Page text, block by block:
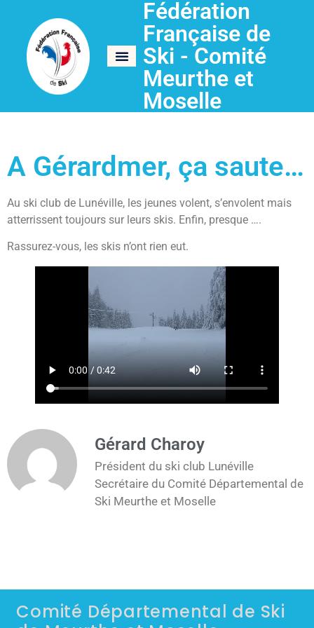
Fédération
Française de
Ski - Comité
Meurthe et
Moselle
A Gérardmer, ça saute…
Au ski club de Lunéville, les jeunes volent, s’envolent mais
atterrissent toujours sur leurs skis. Enfin, presque ….
Rassurez-vous, les skis n’ont rien eut.
Gérard Charoy
Président du ski club Lunéville
Secrétaire du Comité Départemental de
Ski Meurthe et Moselle
Comité Départemental de Ski